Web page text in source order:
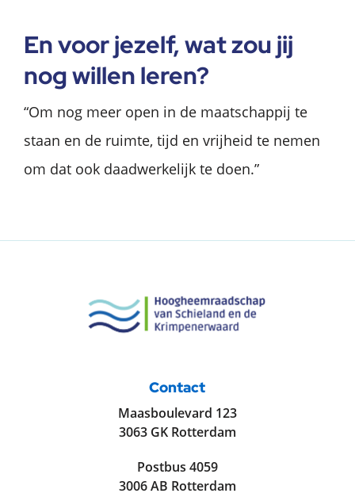
En voor je­zelf, wat zou jij
nog wil­len leren?
“Om nog meer open in de maatschappij te
staan en de ruimte, tijd en vrijheid te nemen
om dat ook daadwerkelijk te doen.”
Contact
Maasboulevard 123
3063 GK Rotterdam
Postbus 4059
3006 AB Rotterdam